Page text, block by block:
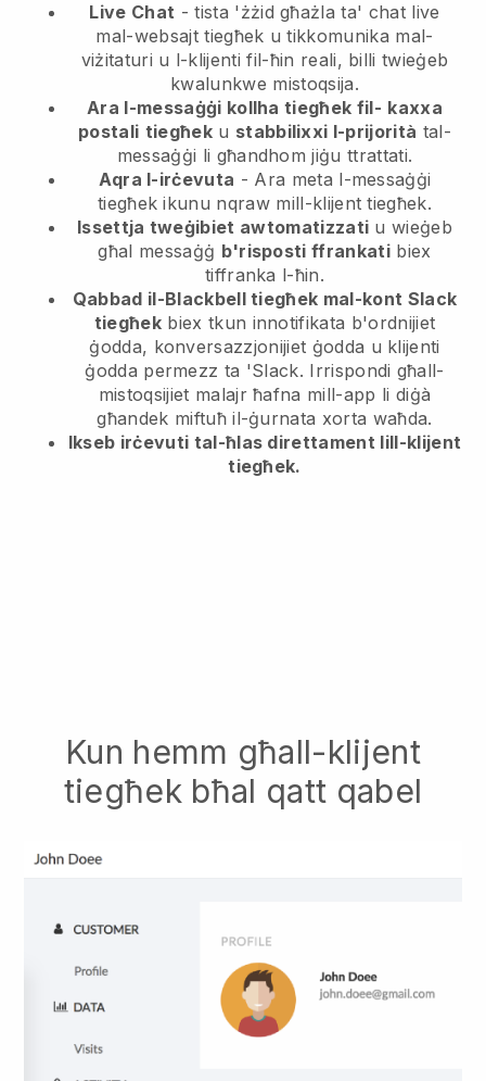
Live Chat - tista 'żżid għażla ta' chat live
mal-websajt tiegħek u tikkomunika mal-
viżitaturi u l-klijenti fil-ħin reali, billi twieġeb
kwalunkwe mistoqsija.
Ara l-messaġġi kollha tiegħek fil- kaxxa
postali tiegħeku stabbilixxi l-prijorità tal-
messaġġi li għandhom jiġu ttrattati.
Aqra l-irċevuta - Ara meta l-messaġġi
tiegħek ikunu nqraw mill-klijent tiegħek.
Issettja tweġibiet awtomatizzati u wieġeb
għal messaġġ b'risposti ffrankatibiex
tiffranka l-ħin.
Qabbad il-Blackbell tiegħek mal-kont Slack
tiegħek biex tkun innotifikata b'ordnijiet
ġodda, konversazzjonijiet ġodda u klijenti
ġodda permezz ta 'Slack. Irrispondi għall-
mistoqsijiet malajr ħafna mill-app li diġà
għandek miftuħ il-ġurnata xorta waħda.
Ikseb irċevuti tal-ħlas direttament lill-klijent
tiegħek.
Kun hemm għall-klijent
tiegħek bħal qatt qabel